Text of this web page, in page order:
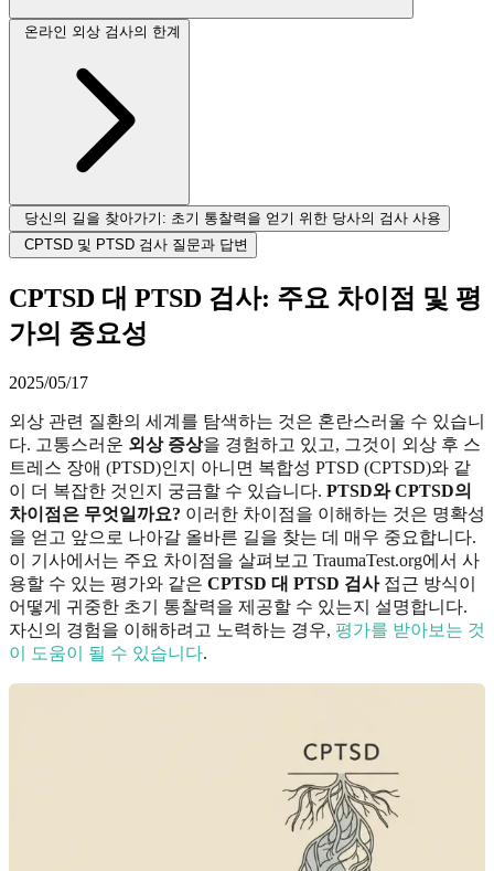
온라인 외상 검사의 한계
당신의 길을 찾아가기: 초기 통찰력을 얻기 위한 당사의 검사 사용
CPTSD 및 PTSD 검사 질문과 답변
CPTSD 대 PTSD 검사: 주요 차이점 및 평
가의 중요성
2025/05/17
외상 관련 질환의 세계를 탐색하는 것은 혼란스러울 수 있습니
다. 고통스러운 외상 증상을 경험하고 있고, 그것이 외상 후 스
트레스 장애 (PTSD)인지 아니면 복합성 PTSD (CPTSD)와 같
이 더 복잡한 것인지 궁금할 수 있습니다. PTSD와 CPTSD의
차이점은 무엇일까요? 이러한 차이점을 이해하는 것은 명확성
을 얻고 앞으로 나아갈 올바른 길을 찾는 데 매우 중요합니다.
이 기사에서는 주요 차이점을 살펴보고 TraumaTest.org에서 사
용할 수 있는 평가와 같은 CPTSD 대 PTSD 검사접근 방식이
어떻게 귀중한 초기 통찰력을 제공할 수 있는지 설명합니다.
자신의 경험을 이해하려고 노력하는 경우, 평가를 받아보는 것
이 도움이 될 수 있습니다.